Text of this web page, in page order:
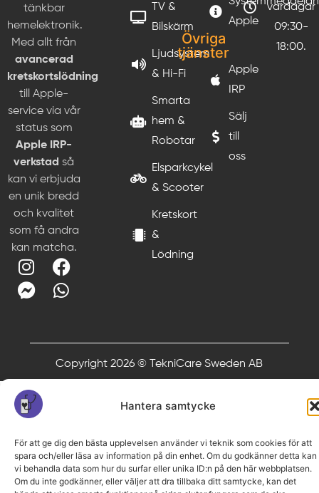
Hantera samtycke
För att ge dig den bästa upplevelsen använder vi teknik som cookies för att
spara och/eller läsa av information på din enhet. Om du godkänner detta kan
vi behandla data som hur du surfar eller unika ID:n på den här webbplatsen.
Om du inte godkänner, eller väljer att dra tillbaka ditt samtycke, kan det
tänkbar
hemelektronik.
Med allt från
avancerad
kretskortslödning
till Apple-
service via vår
status som
Apple IRP-
verkstad så
kan vi erbjuda
en unik bredd
och kvalitet
som få andra
kan matcha.
TV &
Bilskärm
Ljudsystem
& Hi-Fi
Smarta
hem &
Robotar
Elsparkcykel
& Scooter
Kretskort
&
Lödning
Apple
Övriga
tjänster
Apple
IRP
Sälj
till
oss
vardagar
09:30-
18:00.
Copyright 2026 © TekniCare Sweden AB